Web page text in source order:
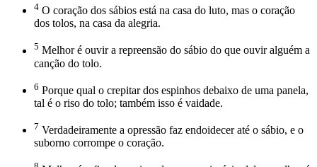
4 O coração dos sábios está na casa do luto, mas o coração
dos tolos, na casa da alegria.
5 Melhor é ouvir a repreensão do sábio do que ouvir alguém a
canção do tolo.
6 Porque qual o crepitar dos espinhos debaixo de uma panela,
tal é o riso do tolo; também isso é vaidade.
7 Verdadeiramente a opressão faz endoidecer até o sábio, e o
suborno corrompe o coração.